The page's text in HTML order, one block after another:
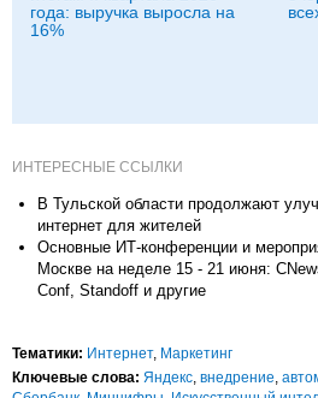
года: выручка выросла на
16%
ИНТЕРЕСНЫЕ ССЫЛКИ
В Тульской области продолжают
интернет для жителей
Основные ИТ-конференции и
Москве на неделе 15 - 21 июня:
Conf, Standoff и другие
Тематики: Интернет, Маркетинг
Ключевые слова: Яндекс внедрение